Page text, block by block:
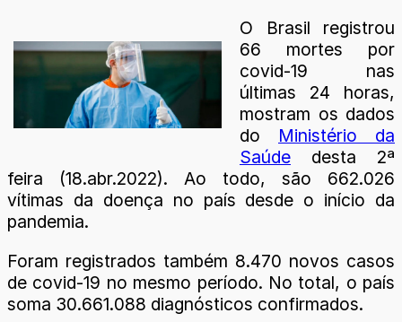
O Brasil registrou
66 mortes por
covid-19 nas
últimas 24 horas,
mostram os dados
do Ministério da
Saúde desta 2ª
feira (18.abr.2022). Ao todo, são 662.026
vítimas da doença no país desde o início da
pandemia.
Foram registrados também 8.470 novos casos
de covid-19 no mesmo período. No total, o país
soma 30.661.088 diagnósticos confirmados.